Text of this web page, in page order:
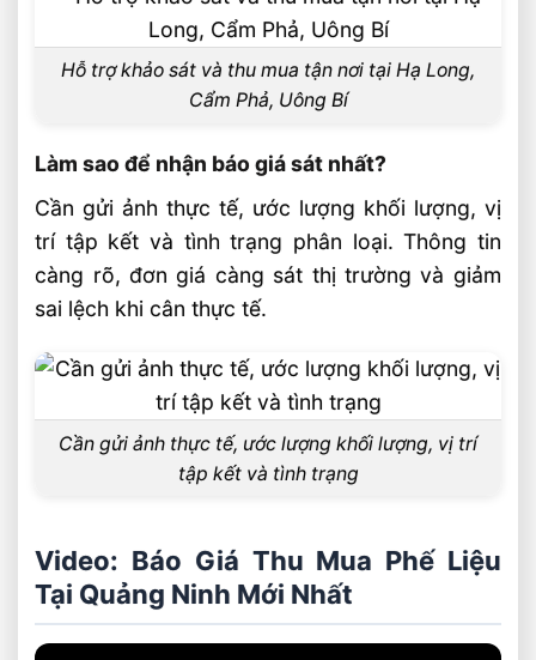
Hỗ trợ khảo sát và thu mua tận nơi tại Hạ Long,
Cẩm Phả, Uông Bí
Làm sao để nhận báo giá sát nhất?
Cần gửi ảnh thực tế, ước lượng khối lượng, vị
trí tập kết và tình trạng phân loại. Thông tin
càng rõ, đơn giá càng sát thị trường và giảm
sai lệch khi cân thực tế.
Cần gửi ảnh thực tế, ước lượng khối lượng, vị trí
tập kết và tình trạng
Video: Báo Giá Thu Mua Phế Liệu
Tại Quảng Ninh Mới Nhất